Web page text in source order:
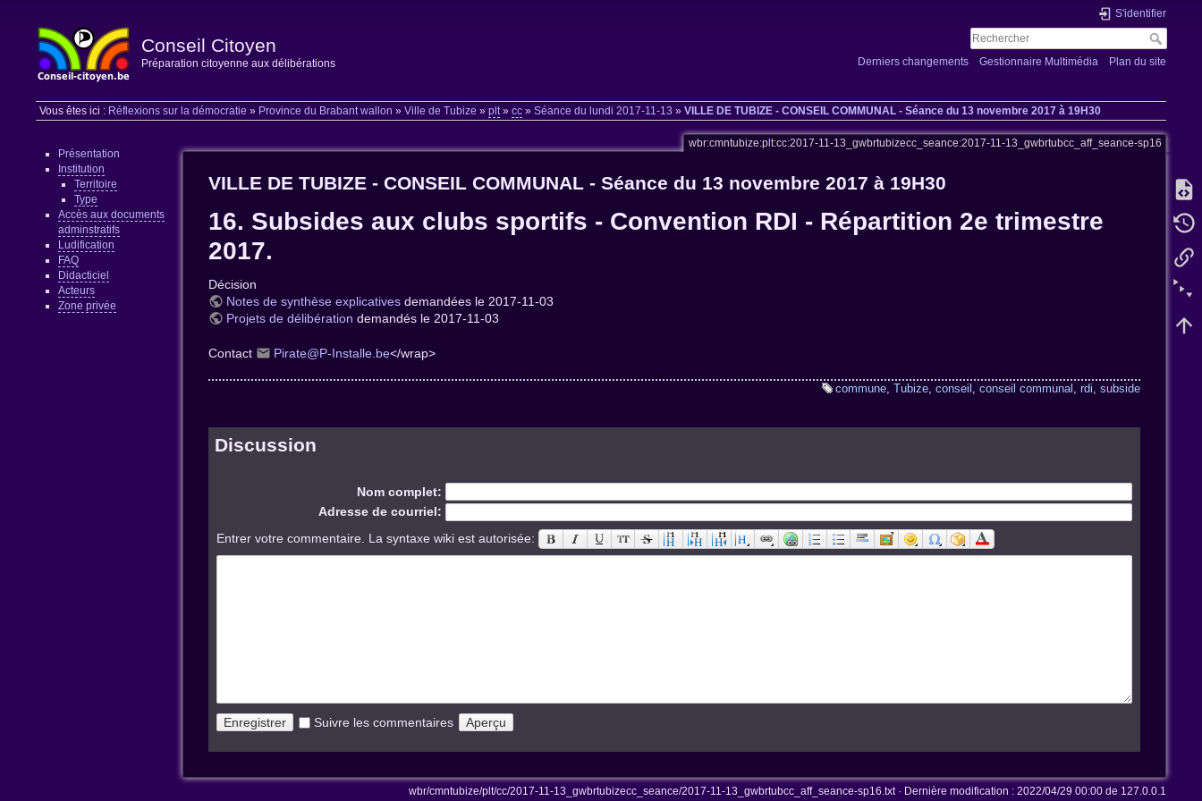
Conseil Citoyen
Préparation citoyenne aux délibérations
S'identifier
Derniers changements Gestionnaire Multimédia Plan du site
Vous êtes ici : Réflexions sur la démocratie » Province du Brabant wallon »Ville de Tubize »plt»cc »Séance du lundi 2017-11-13 »VILLE DE TUBIZE - CONSEIL COMMUNAL - Séance du 13 novembre 2017 à 19H30
Présentation
Institution
Territoire
Type
Accès aux documents
adminstratifs
Ludification
FAQ
Didacticiel
Acteurs
Zone privée
wbr:cmntubize:plt:cc:2017-11-13_gwbrtubizecc_seance:2017-11-13_gwbrtubcc_aff_seance-sp16
VILLE DE TUBIZE - CONSEIL COMMUNAL - Séance du 13 novembre 2017 à 19H30
16. Subsides aux clubs sportifs - Convention RDI - Répartition 2e trimestre
2017.
Décision
Notes de synthèse explicativesdemandées le 2017-11-03
Projets de délibération demandés le 2017-11-03
Contact Pirate@P-Installe.be</wrap>
commune, Tubize, conseil , conseil communal , rdi, subside
Discussion
Nom complet:
Adresse de courriel:
Entrer votre commentaire. La syntaxe wiki est autorisée:
Suivre les commentaires
wbr/cmntubize/plt/cc/2017-11-13_gwbrtubizecc_seance/2017-11-13_gwbrtubcc_aff_seance-sp16.txt· Dernière modification : 2022/04/29 00:00 de 127.0.0.1